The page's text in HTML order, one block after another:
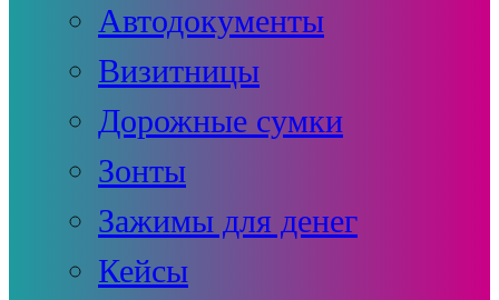
Автодокументы
Визитницы
Дорожные сумки
Зонты
Зажимы для денег
Кейсы